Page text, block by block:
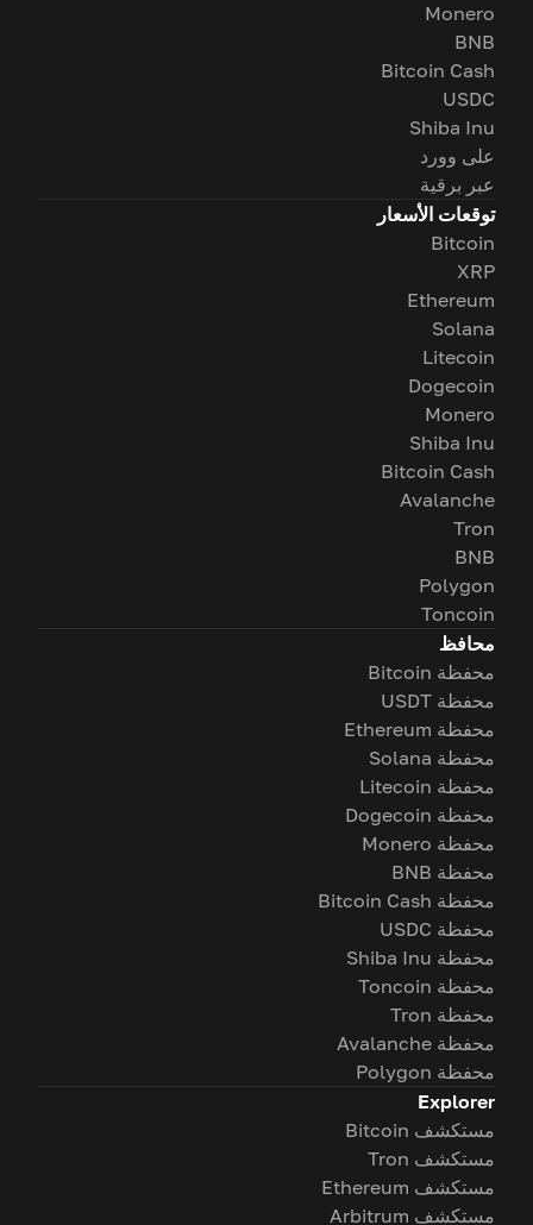
Monero
BNB
Bitcoin Cash
USDC
Shiba Inu
على وورد
عبر برقية
توقعات الأسعار
Bitcoin
XRP
Ethereum
Solana
Litecoin
Dogecoin
Monero
Shiba Inu
Bitcoin Cash
Avalanche
Tron
BNB
Polygon
Toncoin
محافظ
محفظة Bitcoin
محفظة USDT
محفظة Ethereum
محفظة Solana
محفظة Litecoin
محفظة Dogecoin
محفظة Monero
محفظة BNB
محفظة Bitcoin Cash
محفظة USDC
محفظة Shiba Inu
محفظة Toncoin
محفظة Tron
محفظة Avalanche
محفظة Polygon
Explorer
مستكشف Bitcoin
مستكشف Tron
مستكشف Ethereum
مستكشف Arbitrum